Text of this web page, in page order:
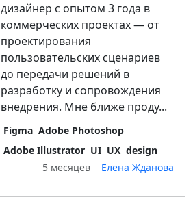
дизайнер с опытом 3 года в
коммерческих проектах — от
проектирования
пользовательских сценариев
до передачи решений в
разработку и сопровождения
внедрения. Мне ближе проду...
Figma Adobe Photoshop
Adobe Illustrator UI UX design
5 месяцев
Елена Жданова